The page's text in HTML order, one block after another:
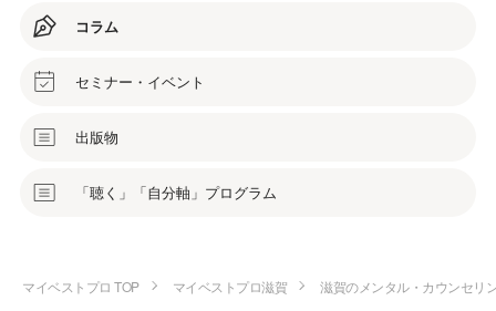
コラム
セミナー・イベント
出版物
「聴く」「自分軸」プログラム
マイベストプロ TOP マイベストプロ滋賀 滋賀のメンタル・カウンセリ